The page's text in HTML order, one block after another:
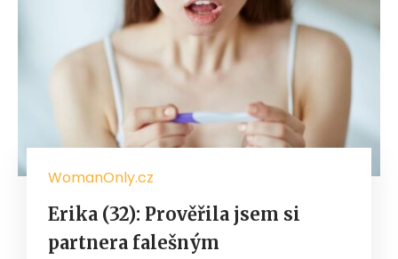
WomanOnly.cz
Erika (32): Prověřila jsem si
partnera falešným